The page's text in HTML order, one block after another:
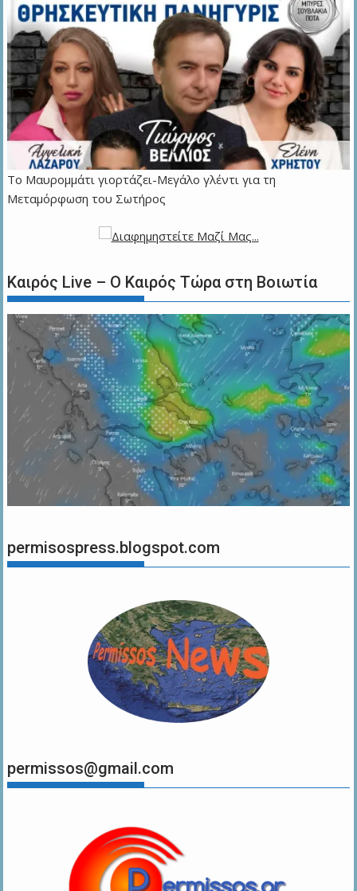
Το Μαυρομμάτι γιορτάζει-Μεγάλο γλέντι για τη
Μεταμόρφωση του Σωτήρος
Καιρός Live – Ο Καιρός Τώρα στη Βοιωτία
permisospress.blogspot.com
permissos@gmail.com